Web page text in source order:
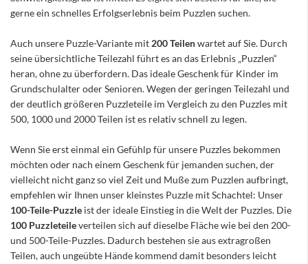
gerne ein schnelles Erfolgserlebnis beim Puzzlen suchen.
Auch unsere Puzzle-Variante mit 200 Teilenwartet auf Sie. Durch
seine übersichtliche Teilezahl führt es an das Erlebnis „Puzzlen“
heran, ohne zu überfordern. Das ideale Geschenk für Kinder im
Grundschulalter oder Senioren. Wegen der geringen Teilezahl und
der deutlich größeren Puzzleteile im Vergleich zu den Puzzles mit
500, 1000 und 2000 Teilen ist es relativ schnell zu legen.
Wenn Sie erst einmal ein Gefühlp für unsere Puzzles bekommen
möchten oder nach einem Geschenk für jemanden suchen, der
vielleicht nicht ganz so viel Zeit und Muße zum Puzzlen aufbringt,
empfehlen wir Ihnen unser kleinstes Puzzle mit Schachtel: Unser
100-Teile-Puzzle ist der ideale Einstieg in die Welt der Puzzles. Die
100 Puzzleteileverteilen sich auf dieselbe Fläche wie bei den 200-
und 500-Teile-Puzzles. Dadurch bestehen sie aus extragroßen
Teilen, auch ungeübte Hände kommend damit besonders leicht